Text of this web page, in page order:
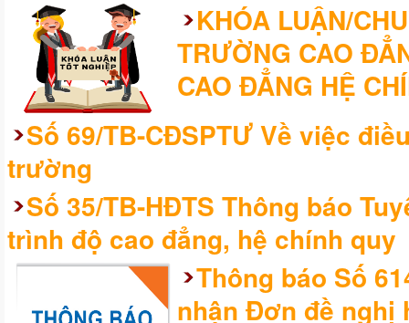
KHÓA LUẬN/
TRƯỜNG CAO
CAO ĐẲNG HỆ
Số 69/TB-CĐSPTƯ Về việc
trường
Số 35/TB-HĐTS Thông báo
trình độ cao đẳng, hệ chính quy
Thông báo Số
nhận Đơn đề nghị